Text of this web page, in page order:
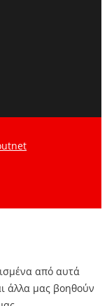
από αυτά
άλλα μας βοηθούν